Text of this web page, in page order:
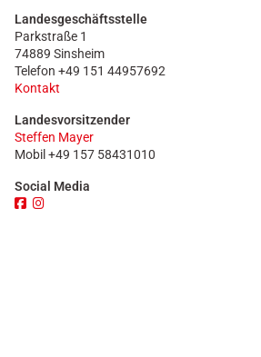
Landesgeschäftsstelle
Parkstraße 1
74889 Sinsheim
Telefon +49 151 44957692
Kontakt
Landesvorsitzender
Steffen Mayer
Mobil +49 157 58431010
Social Media